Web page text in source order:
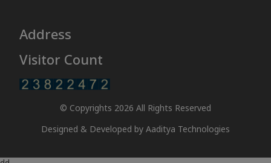
Address
Visitor Count
© Copyrights 2026 All Rights Reserved
Designed & Developed by Aaditya Technologies